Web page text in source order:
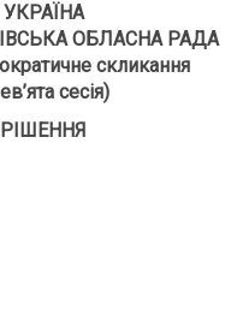
УКРАЇНА
ОБЛАСНА РАДА
скликання
сесія)
РІШЕННЯ